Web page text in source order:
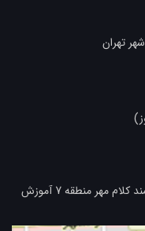
تهران
پیش دبستانی و دبستان غیردولتی هوشمند کلام مهر منطقه 7 آموزش